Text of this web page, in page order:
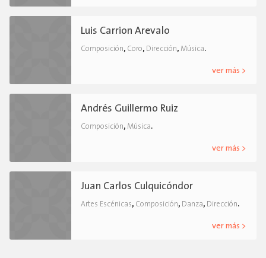
Luis Carrion Arevalo
Composición, Coro, Dirección, Música.
ver más >
Andrés Guillermo Ruiz
Composición, Música.
ver más >
Juan Carlos Culquicóndor
Artes Escénicas, Composición, Danza, Dirección.
ver más >